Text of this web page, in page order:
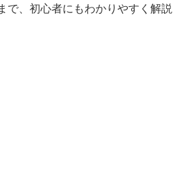
で、初心者にもわかりやすく解説